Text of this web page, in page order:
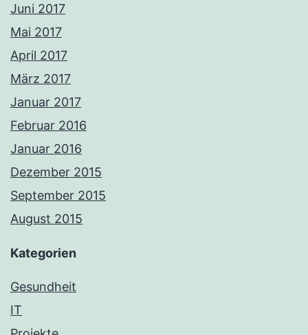
Juni 2017
Mai 2017
April 2017
März 2017
Januar 2017
Februar 2016
Januar 2016
Dezember 2015
September 2015
August 2015
Kategorien
Gesundheit
IT